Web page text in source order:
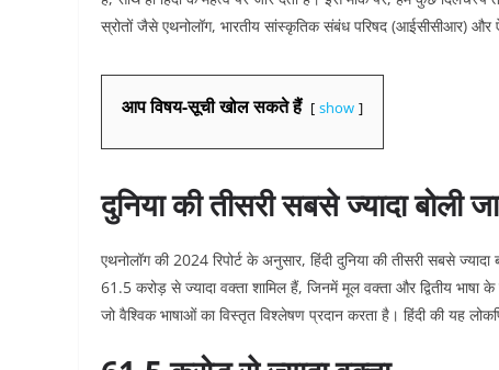
स्रोतों जैसे एथनोलॉग, भारतीय सांस्कृतिक संबंध परिषद (आईसीसीआर) और
आप विषय-सूची खोल सकते हैं show
दुनिया की तीसरी सबसे ज्यादा बोली
एथनोलॉग की 2024 रिपोर्ट के अनुसार, हिंदी दुनिया की तीसरी सबसे
61.5 करोड़ से ज्यादा वक्ता शामिल हैं, जिनमें मूल वक्ता और द्वितीय
जो वैश्विक भाषाओं का विस्तृत विश्लेषण प्रदान करता है। हिंदी की यह